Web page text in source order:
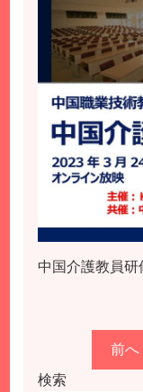
中国介護教員研
の
前へ
検索